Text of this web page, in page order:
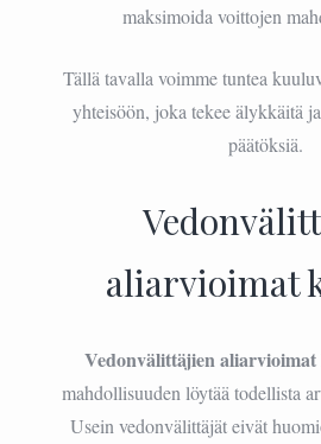
maksimoida voittojen
Tällä tavalla voimme tuntea
yhteisöön, joka tekee älykkäitä
päätöksiä.
aliarvioimat
Vedonvälittäjien aliarvioimat
mahdollisuuden löytää todellista
Usein vedonvälittäjät eivät